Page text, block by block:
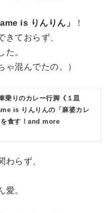
is りんりん」
！
きておらず、
た。
ゃ混んでたの。）
乗りのカレー行脚《１皿
is りんりんの「麻婆カレ
を食す！and more
わらず、
愛。